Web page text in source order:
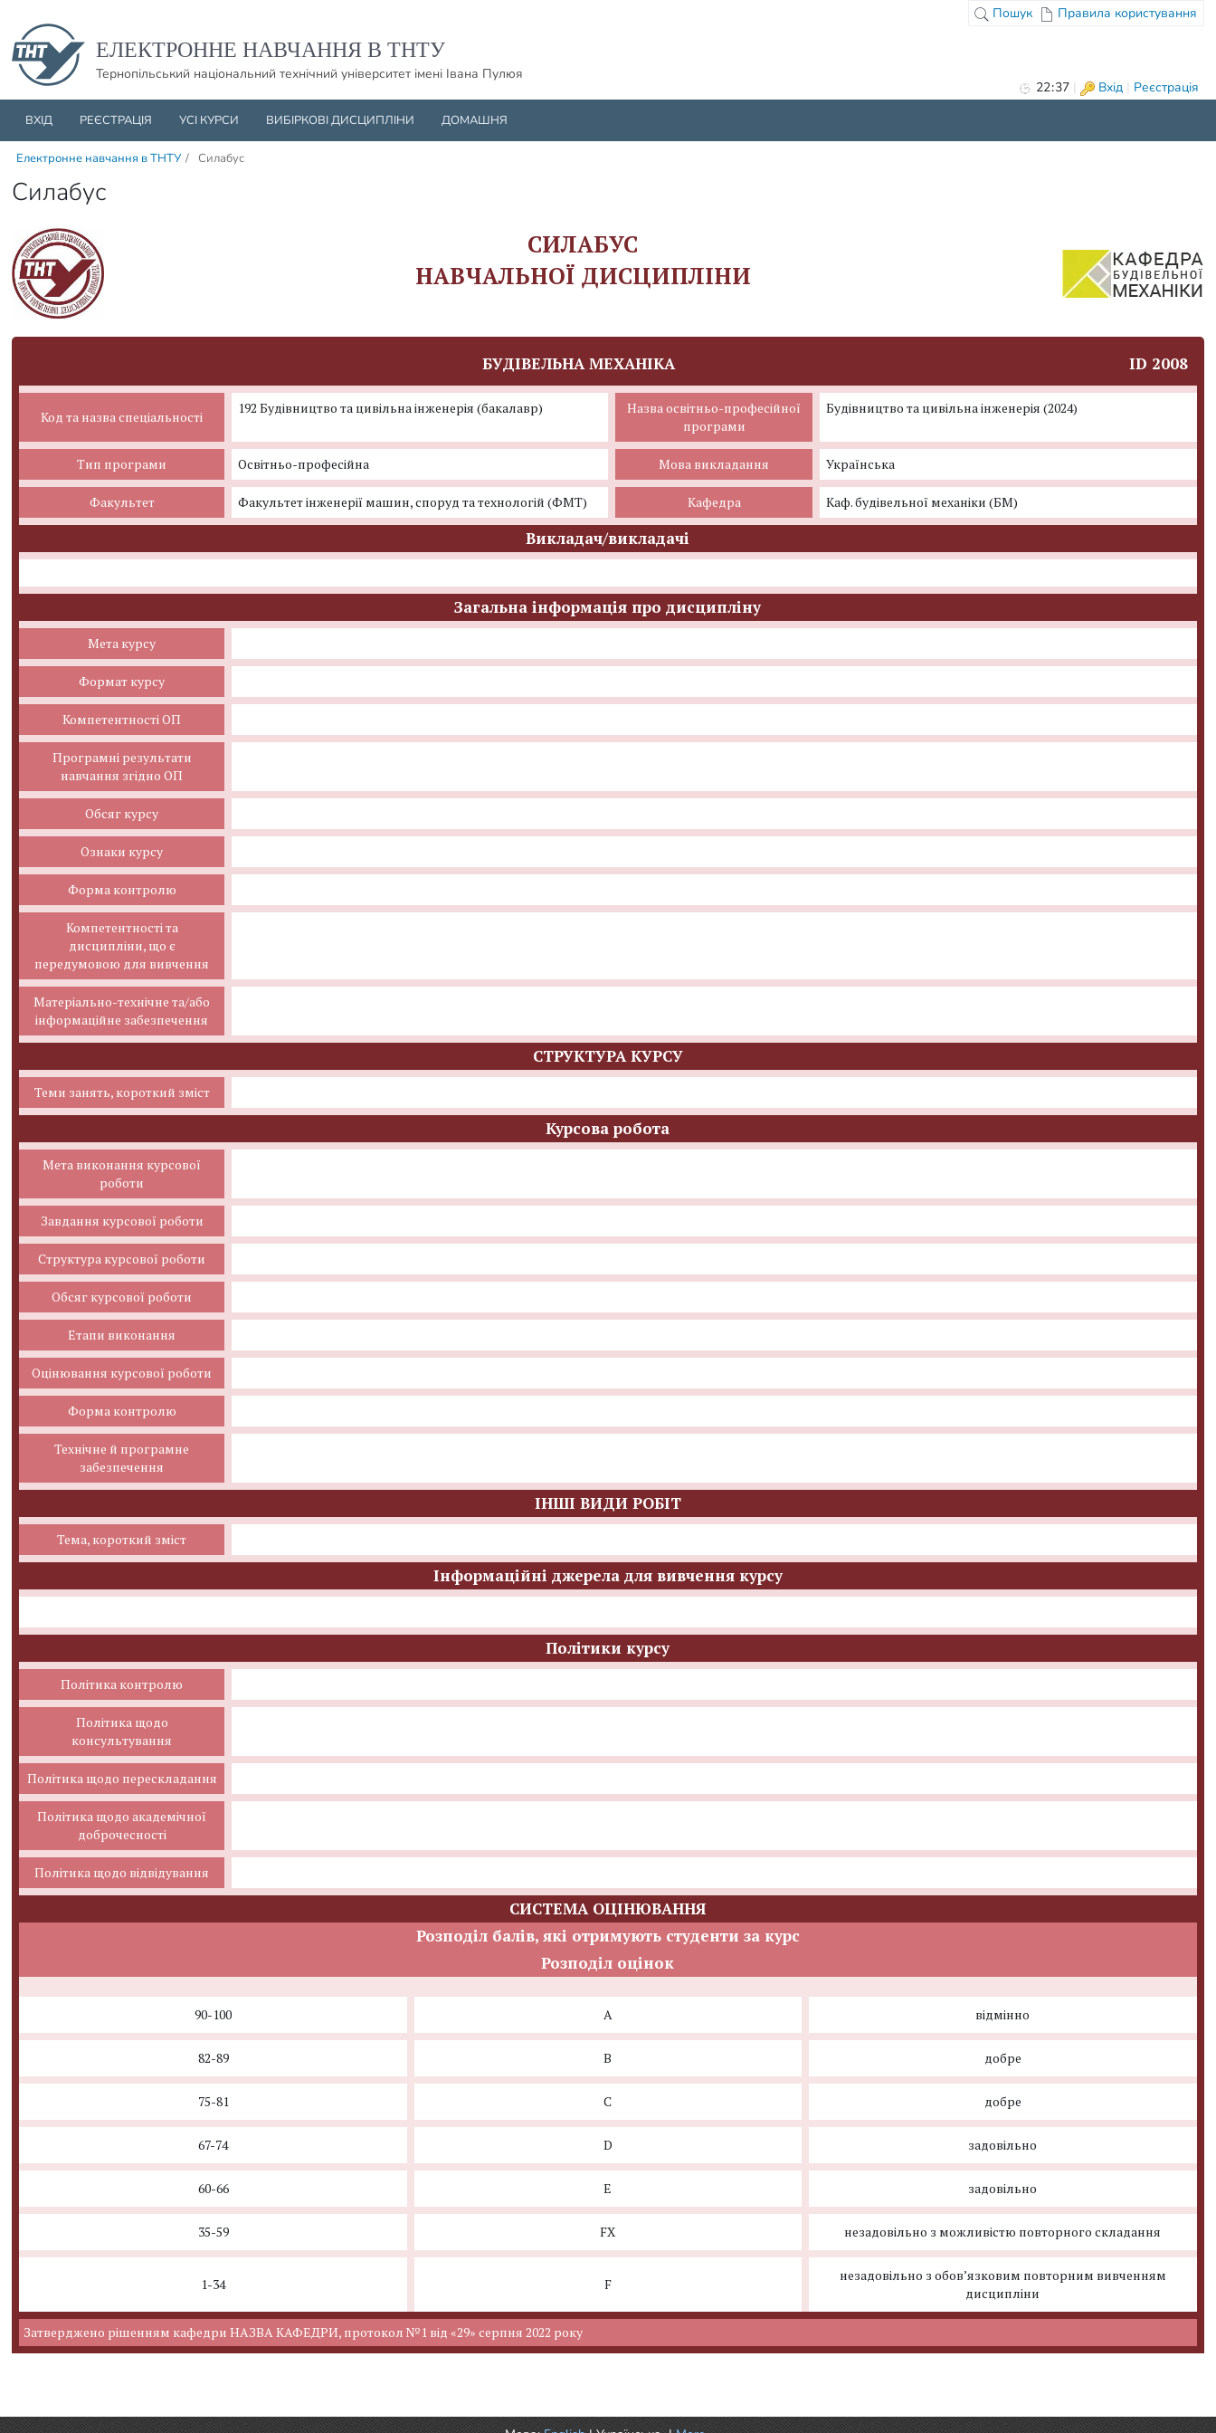
ЕЛЕКТРОННЕ НАВЧАННЯ В ТНТУ
Тернопільський національний технічний університет імені Івана Пулюя
Пошук Правила користування
22:37 | Вхід| Реєстрація
ВХІД РЕЄСТРАЦІЯ УСІ КУРСИ ВИБІРКОВІ ДИСЦИПЛІНИ ДОМАШНЯ
Електронне навчання в ТНТУ / Силабус
Силабус
СИЛАБУС
НАВЧАЛЬНОЇ ДИСЦИПЛІНИ
БУДІВЕЛЬНА МЕХАНІКА ID 2008
Код та назва спеціальності
Назва освітньо-професійної
програми
192 Будівництво та цивільна інженерія (бакалавр) Будівництво та цивільна інженерія (2024)
Тип програми Освітньо-професійна Мова викладання Українська
Факультет Факультет інженерії машин, споруд та технологій (ФМТ) Кафедра Каф. будівельної механіки (БМ)
Викладач/викладачі
Загальна інформація про дисципліну
Мета курсу
Формат курсу
Компетентності ОП
Програмні результати
навчання згідно ОП
Обсяг курсу
Ознаки курсу
Форма контролю
Компетентності та
дисципліни, що є
передумовою для вивчення
Матеріально-технічне та/або
інформаційне забезпечення
СТРУКТУРА КУРСУ
Теми занять, короткий зміст
Курсова робота
Мета виконання курсової
роботи
Завдання курсової роботи
Структура курсової роботи
Обсяг курсової роботи
Етапи виконання
Оцінювання курсової роботи
Форма контролю
Технічне й програмне
забезпечення
ІНШІ ВИДИ РОБІТ
Тема, короткий зміст
Інформаційні джерела для вивчення курсу
Політики курсу
Політика контролю
Політика щодо
консультування
Політика щодо перескладання
Політика щодо академічної
доброчесності
Політика щодо відвідування
СИСТЕМА ОЦІНЮВАННЯ
Розподіл балів, які отримують студенти за курс
Розподіл оцінок
90-100 A відмінно
82-89 B добре
75-81 C добре
67-74 D задовільно
60-66 E задовільно
35-59 FX незадовільно з можливістю повторного складання
1-34 F
незадовільно з обов’язковим повторним вивченням
дисципліни
Затверджено рішенням кафедри НАЗВА КАФЕДРИ, протокол №1 від «29» серпня 2022 року